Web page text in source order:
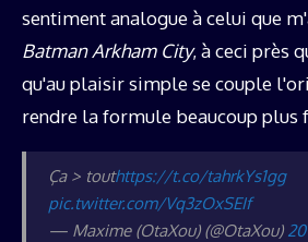
sentiment analogue à celui que
Batman Arkham City, à ceci près
qu'au plaisir simple se couple
rendre la formule beaucoup plus
Ça > touthttps://t.co/tahrkYs1gg
pic.twitter.com/Vq3zOxSEIf
— Maxime (OtaXou) (@OtaXou)